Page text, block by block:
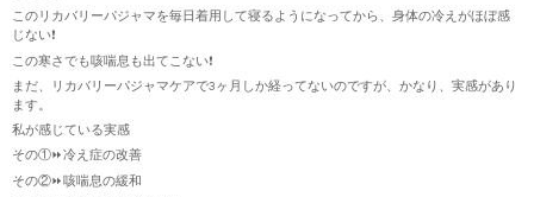
このリカバリーパジャマを毎日着用して寝るようになってから、身体の冷えがほぼ感
じない❗
この寒さでも咳喘息も出てこない❗
まだ、リカバリーパジャマケアで3ヶ月しか経ってないのですが、かなり、実感があり
ます。
私が感じている実感
その①⏩️冷え症の改善
その②⏩️咳喘息の緩和